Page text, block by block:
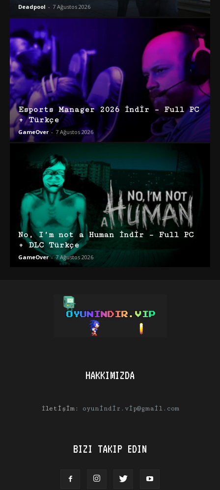
Deadpool - 7 Ağustos 2026
Esports Manager 2026 İndir – Full PC
+ Türkçe
GameOver - 7 Ağustos 2026
No, I’m not a Human İndir – Full PC
+ DLC Türkçe
GameOver - 7 Ağustos 2026
HAKKIMIZDA
İletişim: oyunindir.vip@gmail.com
BIZI TAKIP EDIN